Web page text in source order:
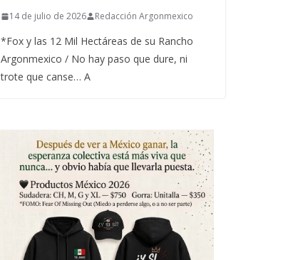
14 de julio de 2026 Redacción Argonmexico
*Fox y las 12 Mil Hectáreas de su Rancho
Argonmexico / No hay paso que dure, ni
trote que canse… A